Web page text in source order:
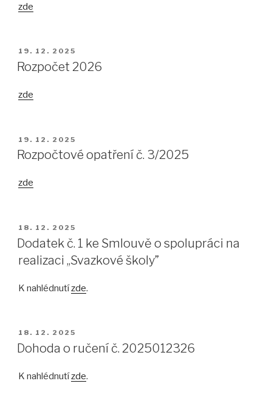
zde
PUBLIKOVÁNO
19. 12. 2025
Rozpočet 2026
zde
PUBLIKOVÁNO
19. 12. 2025
Rozpočtové opatření č. 3/2025
zde
PUBLIKOVÁNO
18. 12. 2025
Dodatek č. 1 ke Smlouvě o spolupráci na
realizaci ,,Svazkové školy”
K nahlédnutízde.
PUBLIKOVÁNO
18. 12. 2025
Dohoda o ručení č. 2025012326
K nahlédnutízde.